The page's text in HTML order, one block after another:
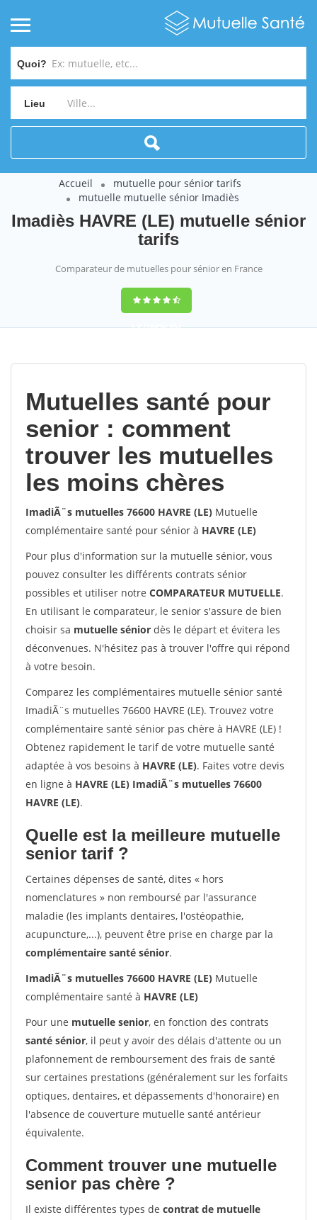
Quoi?
Lieu
Accueil
mutuelle pour sénior tarifs
mutuelle mutuelle sénior Imadiès
Imadiès HAVRE (LE) mutuelle sénior
tarifs
Comparateur de mutuelles pour sénior en France
9,2(100%)452
Mutuelles santé pour
senior : comment
trouver les mutuelles
les moins chères
ImadiÃ¨s mutuelles 76600 HAVRE (LE) Mutuelle
complémentaire santé pour sénior à HAVRE (LE)
Pour plus d'information sur la mutuelle sénior, vous
pouvez consulter les différents contrats sénior
possibles et utiliser notre COMPARATEUR MUTUELLE.
En utilisant le comparateur, le senior s'assure de bien
choisir sa mutuelle sénior dès le départ et évitera les
déconvenues. N'hésitez pas à trouver l'offre qui répond
à votre besoin.
Comparez les complémentaires mutuelle sénior santé
ImadiÃ¨s mutuelles 76600 HAVRE (LE). Trouvez votre
complémentaire santé sénior pas chère à HAVRE (LE) !
Obtenez rapidement le tarif de votre mutuelle santé
adaptée à vos besoins à HAVRE (LE). Faites votre devis
en ligne à HAVRE (LE) ImadiÃ¨s mutuelles 76600
HAVRE (LE).
Quelle est la meilleure mutuelle
senior tarif ?
Certaines dépenses de santé, dites « hors
nomenclatures » non remboursé par l'assurance
maladie (les implants dentaires, l'ostéopathie,
acupuncture,...), peuvent être prise en charge par la
complémentaire santé sénior.
ImadiÃ¨s mutuelles 76600 HAVRE (LE) Mutuelle
complémentaire santé à HAVRE (LE)
Pour une mutuelle senior, en fonction des contrats
santé sénior, il peut y avoir des délais d'attente ou un
plafonnement de remboursement des frais de santé
sur certaines prestations (généralement sur les forfaits
optiques, dentaires, et dépassements d'honoraire) en
l'absence de couverture mutuelle santé antérieur
équivalente.
Comment trouver une mutuelle
senior pas chère ?
Il existe différentes types de contrat de mutuelle